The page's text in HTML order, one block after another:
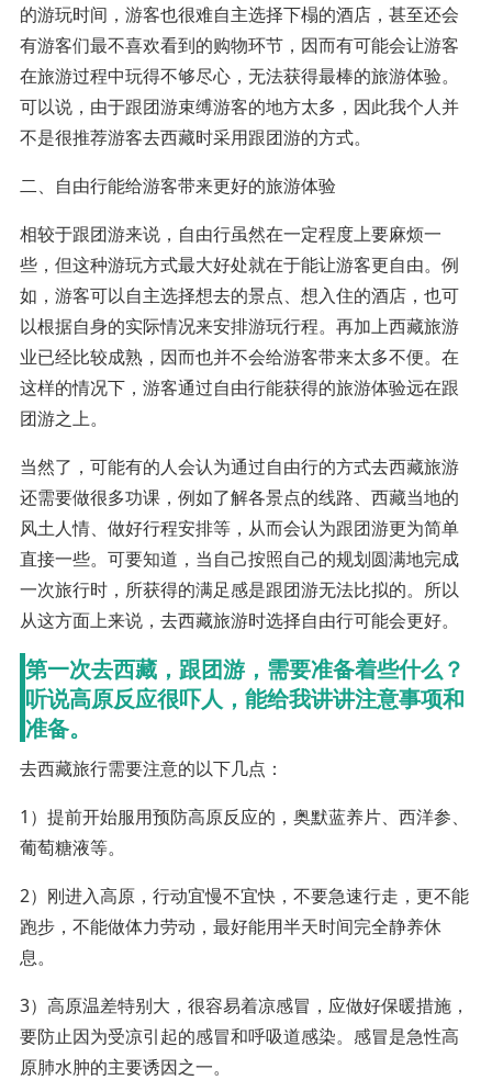
的游玩时间，游客也很难自主选择下榻的酒店，甚至还会
有游客们最不喜欢看到的购物环节，因而有可能会让游客
在旅游过程中玩得不够尽心，无法获得最棒的旅游体验。
可以说，由于跟团游束缚游客的地方太多，因此我个人并
不是很推荐游客去西藏时采用跟团游的方式。
二、自由行能给游客带来更好的旅游体验
相较于跟团游来说，自由行虽然在一定程度上要麻烦一
些，但这种游玩方式最大好处就在于能让游客更自由。例
如，游客可以自主选择想去的景点、想入住的酒店，也可
以根据自身的实际情况来安排游玩行程。再加上西藏旅游
业已经比较成熟，因而也并不会给游客带来太多不便。在
这样的情况下，游客通过自由行能获得的旅游体验远在跟
团游之上。
当然了，可能有的人会认为通过自由行的方式去西藏旅游
还需要做很多功课，例如了解各景点的线路、西藏当地的
风土人情、做好行程安排等，从而会认为跟团游更为简单
直接一些。可要知道，当自己按照自己的规划圆满地完成
一次旅行时，所获得的满足感是跟团游无法比拟的。所以
从这方面上来说，去西藏旅游时选择自由行可能会更好。
第一次去西藏，跟团游，需要准备着些什么？
听说高原反应很吓人，能给我讲讲注意事项和
准备。
去西藏旅行需要注意的以下几点：
1）提前开始服用预防高原反应的，奥默蓝养片、西洋参、
葡萄糖液等。
2）刚进入高原，行动宜慢不宜快，不要急速行走，更不能
跑步，不能做体力劳动，最好能用半天时间完全静养休
息。
3）高原温差特别大，很容易着凉感冒，应做好保暖措施，
要防止因为受凉引起的感冒和呼吸道感染。感冒是急性高
原肺水肿的主要诱因之一。